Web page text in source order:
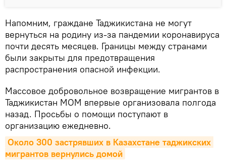
Напомним, граждане Таджикистана не могут
вернуться на родину из-за пандемии коронавируса
почти десять месяцев. Границы между странами
были закрыты для предотвращения
распространения опасной инфекции.
Массовое добровольное возвращение мигрантов в
Таджикистан МОМ впервые организовала полгода
назад. Просьбы о помощи поступают в
организацию ежедневно.
Около 300 застрявших в Казахстане таджикских
мигрантов вернулись домой